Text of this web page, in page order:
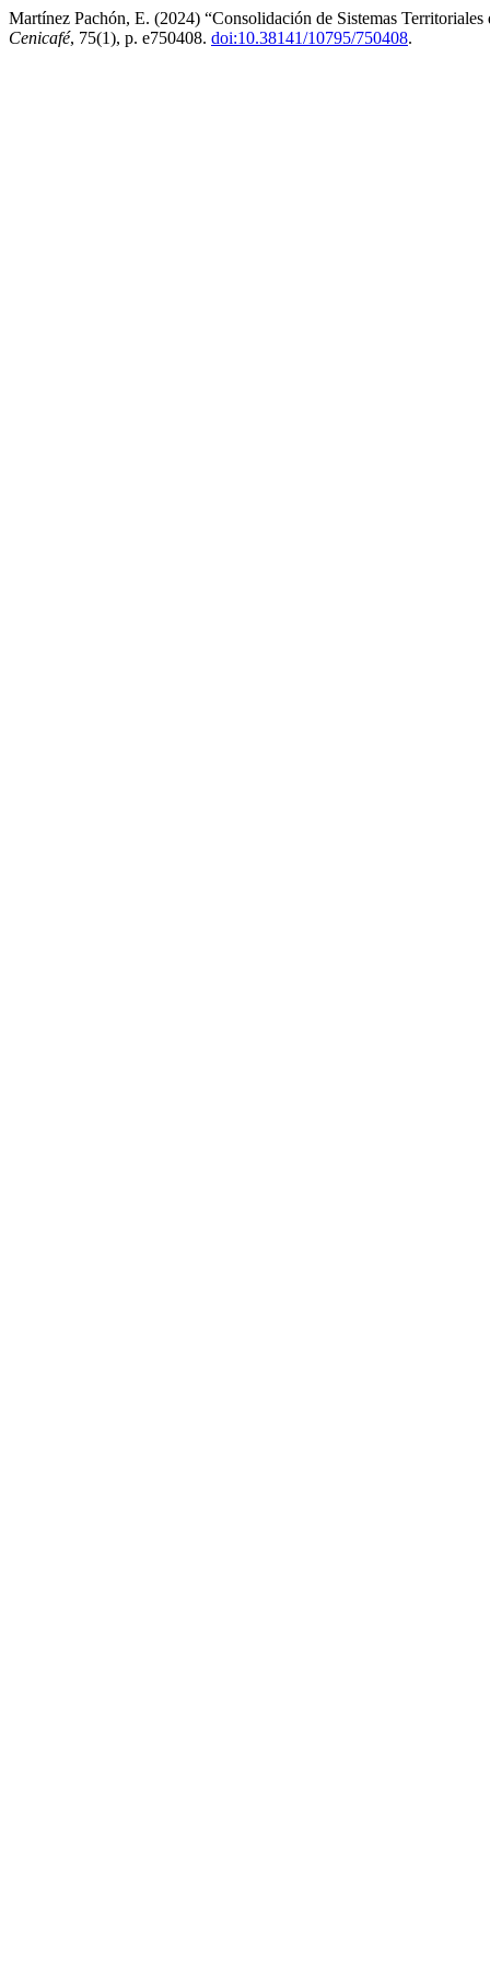
Martínez Pachón, E. (2024) “Consolidación de Sistemas
Cenicafé, 75(1), p. e750408. doi:10.38141/10795/750408.